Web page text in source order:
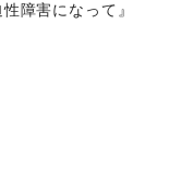
障害になって』